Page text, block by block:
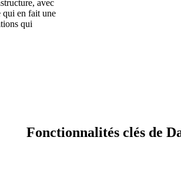
avec
en fait une
qui
Fonctionnalités clés de